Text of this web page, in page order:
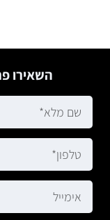
השאירו